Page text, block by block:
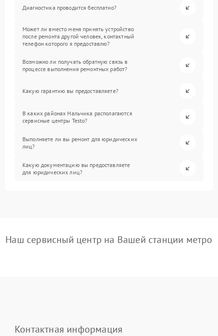
Диагностика проводится бесплатно?
Может ли вместо меня принять устройство
после ремонта другой человек, контактный
телефон которого я предоставлю?
Возможно ли получать обратную связь в
процессе выполнения ремонтных работ?
Какую гарантию вы предоставляете?
В каких районах Нальчика располагаются
сервисные центры Testo?
Выполняете ли вы ремонт для юридических
лиц?
Какую документацию вы предоставляете
для юридических лиц?
Наш сервисный центр на Вашей станции метро
Контактная информация